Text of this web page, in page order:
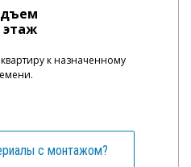
этаж
к назначенному
с монтажом?